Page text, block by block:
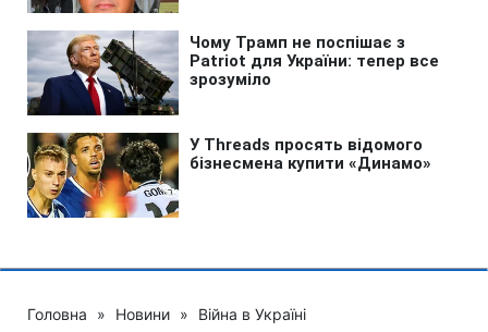
Головна » Новини » Війна в Україні